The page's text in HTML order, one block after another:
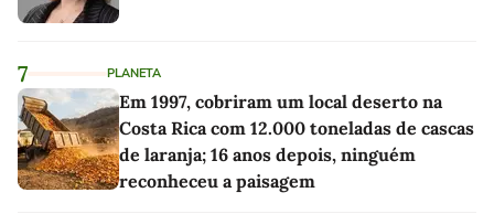
7 PLANETA
Em 1997, cobriram um local deserto na
Costa Rica com 12.000 toneladas de cascas
de laranja; 16 anos depois, ninguém
reconheceu a paisagem